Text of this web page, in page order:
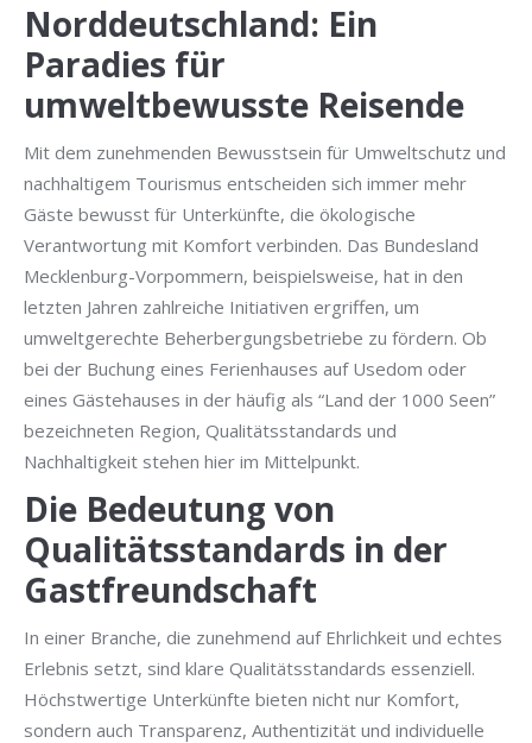
Norddeutschland: Ein
Paradies für
umweltbewusste Reisende
Mit dem zunehmenden Bewusstsein für Umweltschutz und
nachhaltigem Tourismus entscheiden sich immer mehr
Gäste bewusst für Unterkünfte, die ökologische
Verantwortung mit Komfort verbinden. Das Bundesland
Mecklenburg-Vorpommern, beispielsweise, hat in den
letzten Jahren zahlreiche Initiativen ergriffen, um
umweltgerechte Beherbergungsbetriebe zu fördern. Ob
bei der Buchung eines Ferienhauses auf Usedom oder
eines Gästehauses in der häufig als “Land der 1000 Seen”
bezeichneten Region, Qualitätsstandards und
Nachhaltigkeit stehen hier im Mittelpunkt.
Die Bedeutung von
Qualitätsstandards in der
Gastfreundschaft
In einer Branche, die zunehmend auf Ehrlichkeit und echtes
Erlebnis setzt, sind klare Qualitätsstandards essenziell.
Höchstwertige Unterkünfte bieten nicht nur Komfort,
sondern auch Transparenz, Authentizität und individuelle